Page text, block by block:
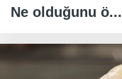
Ne olduğunu ö...